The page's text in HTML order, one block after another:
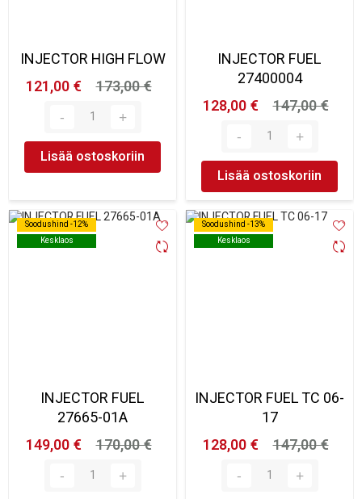
INJECTOR HIGH FLOW
121,00 €
173,00 €
Lisää ostoskoriin
INJECTOR FUEL
27400004
128,00 €
147,00 €
Lisää ostoskoriin
Soodushind -12%
Kesklaos
Soodushind -12%
Kesklaos
INJECTOR FUEL
27665-01A
149,00 €
170,00 €
Soodushind -13%
Kesklaos
Soodushind -13%
Kesklaos
INJECTOR FUEL TC 06-
17
128,00 €
147,00 €